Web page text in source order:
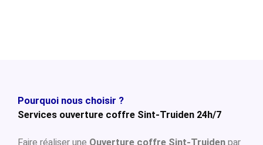
Pourquoi nous choisir ?
Services ouverture coffre Sint-Truiden 24h/7
Faire réaliser une Ouverture coffre Sint-Truiden par